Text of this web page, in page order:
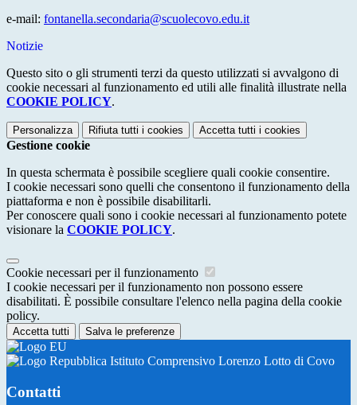
e-mail: fontanella.secondaria@scuolecovo.edu.it
Notizie
Questo sito o gli strumenti terzi da questo utilizzati si avvalgono di
cookie necessari al funzionamento ed utili alle finalità illustrate nella
COOKIE POLICY.
Personalizza Rifiuta tutti i cookies Accetta tutti i cookies
Gestione cookie
In questa schermata è possibile scegliere quali cookie consentire.
I cookie necessari sono quelli che consentono il funzionamento della
piattaforma e non è possibile disabilitarli.
Per conoscere quali sono i cookie necessari al funzionamento potete
visionare la COOKIE POLICY.
Cookie necessari per il funzionamento
I cookie necessari per il funzionamento non possono essere
disabilitati. È possibile consultare l'elenco nella pagina della cookie
policy.
Accetta tutti Salva le preferenze
Istituto Comprensivo Lorenzo Lotto di Covo
Contatti